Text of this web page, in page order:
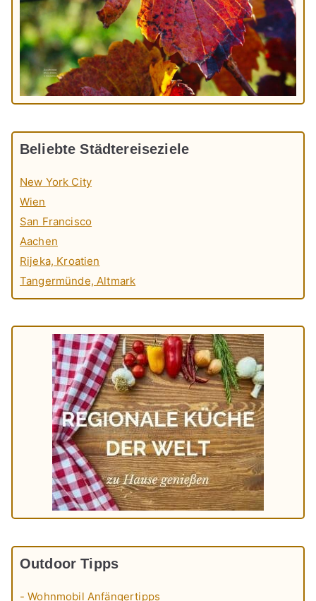
Beliebte Städtereiseziele
New York City
Wien
San Francisco
Aachen
Rijeka, Kroatien
Tangermünde, Altmark
Outdoor Tipps
- Wohnmobil Anfängertipps